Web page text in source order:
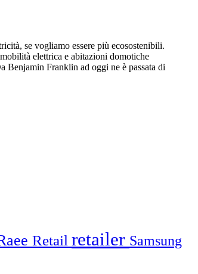
se vogliamo essere più ecosostenibili.
elettrica e abitazioni domotiche
Benjamin Franklin ad oggi ne è passata di
Retail retailer Samsung